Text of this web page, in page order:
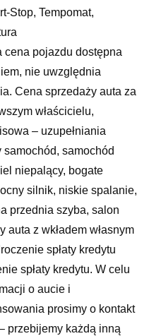
Stop, Tempomat,
cena pojazdu dostępna
nie uwzględnia
Cena sprzedaży auta za
właścicielu,
– uzupełniania
samochód
niepalący, bogate
silnik, niskie spalanie,
przednia szyba, salon
auta z wkładem własnym
spłaty kredytu
spłaty kredytu. W celu
o aucie i
prosimy o kontakt
przebijemy każdą inną